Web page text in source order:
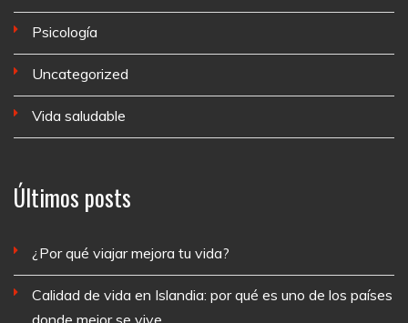
Psicología
Uncategorized
Vida saludable
Últimos posts
¿Por qué viajar mejora tu vida?
Calidad de vida en Islandia: por qué es uno de los países
donde mejor se vive